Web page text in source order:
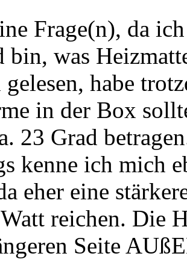
Frage(n), da
bin, was
habe
in der Box
23 Grad
kenne ich mich
eher eine
reichen. Die
Seite